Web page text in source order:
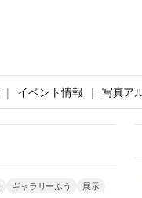
イベント情報 写真ア
ギャラリーふう 展示